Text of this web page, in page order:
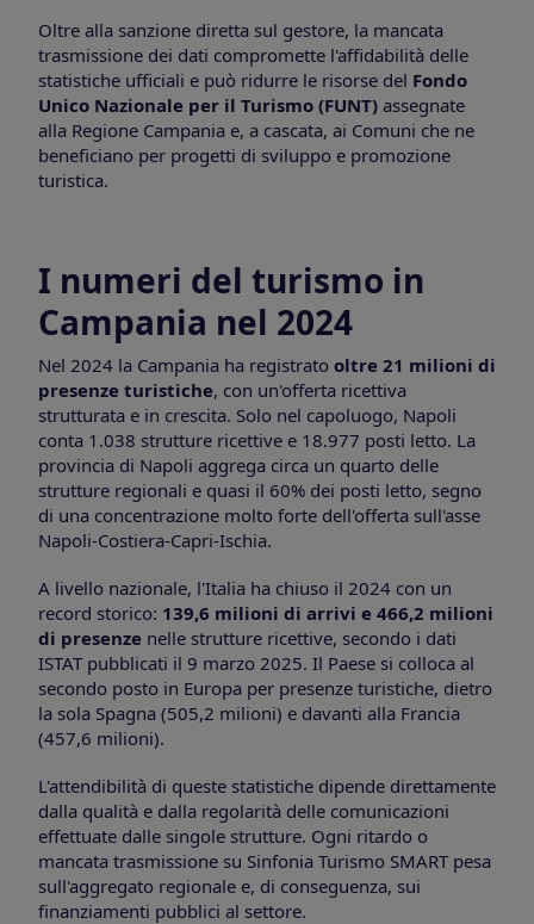
Oltre alla sanzione diretta sul gestore, la mancata
trasmissione dei dati compromette l'affidabilità delle
statistiche ufficiali e può ridurre le risorse del Fondo
Unico Nazionale per il Turismo (FUNT) assegnate
alla Regione Campania e, a cascata, ai Comuni che ne
beneficiano per progetti di sviluppo e promozione
turistica.
I numeri del turismo in
Campania nel 2024
Nel 2024 la Campania ha registrato oltre 21 milioni di
presenze turistiche, con un'offerta ricettiva
strutturata e in crescita. Solo nel capoluogo, Napoli
conta 1.038 strutture ricettive e 18.977 posti letto. La
provincia di Napoli aggrega circa un quarto delle
strutture regionali e quasi il 60% dei posti letto, segno
di una concentrazione molto forte dell'offerta sull'asse
Napoli-Costiera-Capri-Ischia.
A livello nazionale, l'Italia ha chiuso il 2024 con un
record storico: 139,6 milioni di arrivi e 466,2 milioni
di presenze nelle strutture ricettive, secondo i dati
ISTAT pubblicati il 9 marzo 2025. Il Paese si colloca al
secondo posto in Europa per presenze turistiche, dietro
la sola Spagna (505,2 milioni) e davanti alla Francia
(457,6 milioni).
L'attendibilità di queste statistiche dipende direttamente
dalla qualità e dalla regolarità delle comunicazioni
effettuate dalle singole strutture. Ogni ritardo o
mancata trasmissione su Sinfonia Turismo SMART pesa
sull'aggregato regionale e, di conseguenza, sui
finanziamenti pubblici al settore.